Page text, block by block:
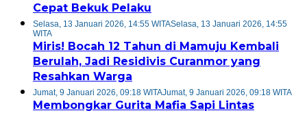
Cepat Bekuk Pelaku
Selasa, 13 Januari 2026, 14:55 WITASelasa, 13 Januari 2026, 14:55
WITA
Miris! Bocah 12 Tahun di Mamuju Kembali
Berulah, Jadi Residivis Curanmor yang
Resahkan Warga
Jumat, 9 Januari 2026, 09:18 WITAJumat, 9 Januari 2026, 09:18 WITA
Membongkar Gurita Mafia Sapi Lintas